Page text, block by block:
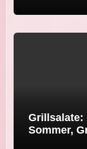
Grillsalate:
Sommer,